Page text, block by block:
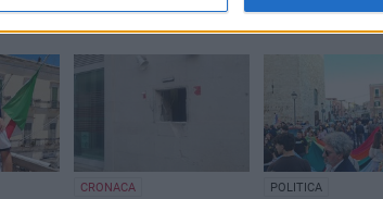
CRONACA POLITICA